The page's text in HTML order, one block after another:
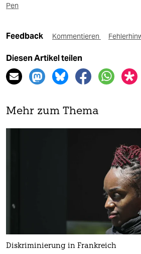
Pen
Feedback Kommentieren
Diesen Artikel teilen
Mehr zum Thema
Diskriminierung in Frankreich